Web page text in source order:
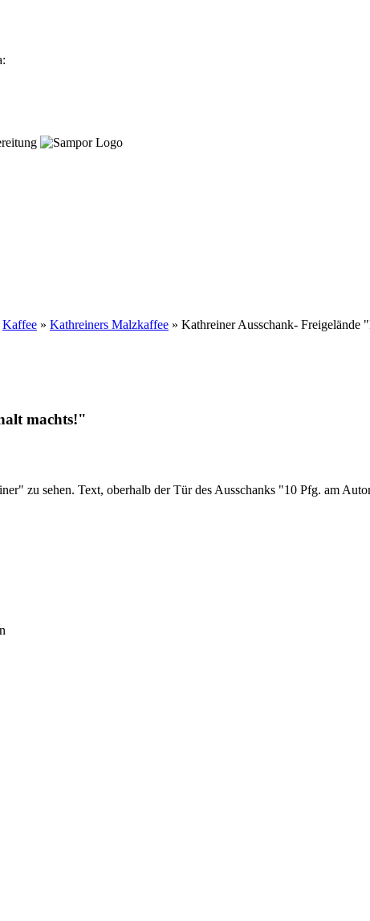
Kaffee » Kathreiners Malzkaffee » Kathreiner Ausschank- Freigelände
machts!"
zu sehen. Text, oberhalb der Tür des Ausschanks "10 Pfg. am